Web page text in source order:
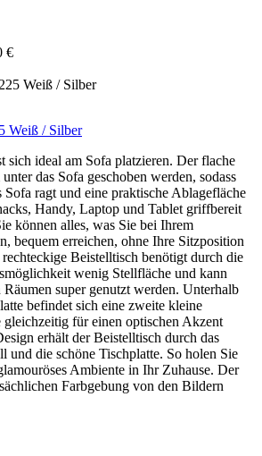
€
Weiß / Silber
sich ideal am Sofa platzieren. Der flache
das Sofa geschoben werden, sodass
Sofa ragt und eine praktische Ablagefläche
Handy, Laptop und Tablet griffbereit
können alles, was Sie bei Ihrem
bequem erreichen, ohne Ihre Sitzposition
Beistelltisch benötigt durch die
wenig Stellfläche und kann
super genutzt werden. Unterhalb
befindet sich eine zweite kleine
für einen optischen Akzent
erhält der Beistelltisch durch das
und die schöne Tischplatte. So holen Sie
Ambiente in Ihr Zuhause. Der
Farbgebung von den Bildern